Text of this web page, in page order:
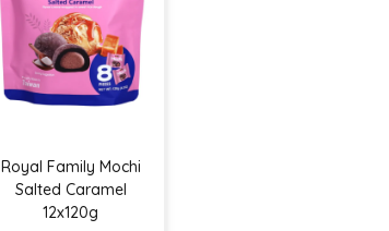
Royal Family Mochi
Salted Caramel
12x120g